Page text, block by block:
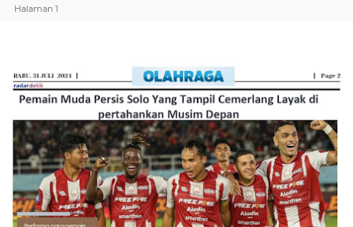
Halaman 1